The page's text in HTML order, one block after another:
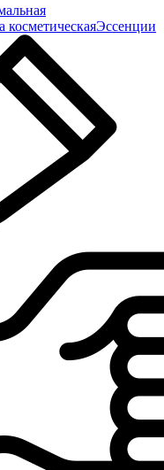
косметическаяЭссенции